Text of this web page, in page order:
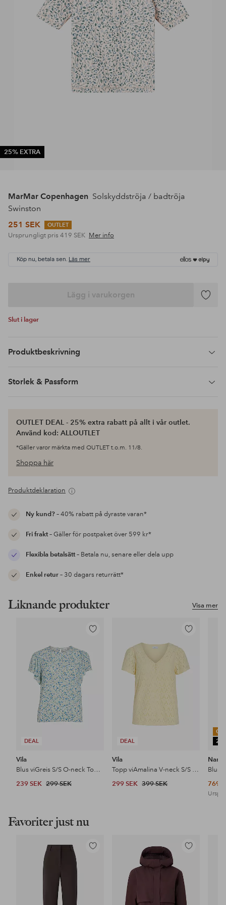
25% EXTRA
MarMar Copenhagen Solskyddströja / badtröja
Swinston
251 SEK
OUTLET
Ursprungligt pris 419 SEK Mer info
Köp nu, betala sen. Läs mer
Lägg i varukorgen
Lägg
Slut i lager
Produktbeskrivning
Storlek & Passform
OUTLET DEAL - 25% extra rabatt på allt i vår outlet.
Använd kod: ALLOUTLET
*Gäller varor märkta med OUTLET t.o.m. 11/8.
Shoppa här
Produktdeklaration
Ny kund?– 40% rabatt på dyraste varan*
Fri frakt– Gäller för postpaket över 599 kr*
Flexibla betalsätt– Betala nu, senare eller dela upp
Enkel retur– 30 dagars returrätt*
Visa mer
Liknande produkter
DEAL
Lägg
i
favoriter
Vila
Blus viGreis S/S O-neck Top/rn
239 SEK 299 SEK
DEAL
Lägg
i
favoriter
Vila
Topp viAmalina V-neck S/S Top
299 SEK 399 SEK
Blus
769
Favoriter just nu
Lägg
Lägg
favoriter